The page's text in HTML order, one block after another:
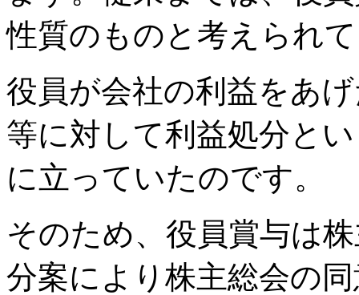
性質のものと考えられ
役員が会社の利益をあ
等に対して利益処分と
に立っていたのです。
そのため、役員賞与は
分案により株主総会の